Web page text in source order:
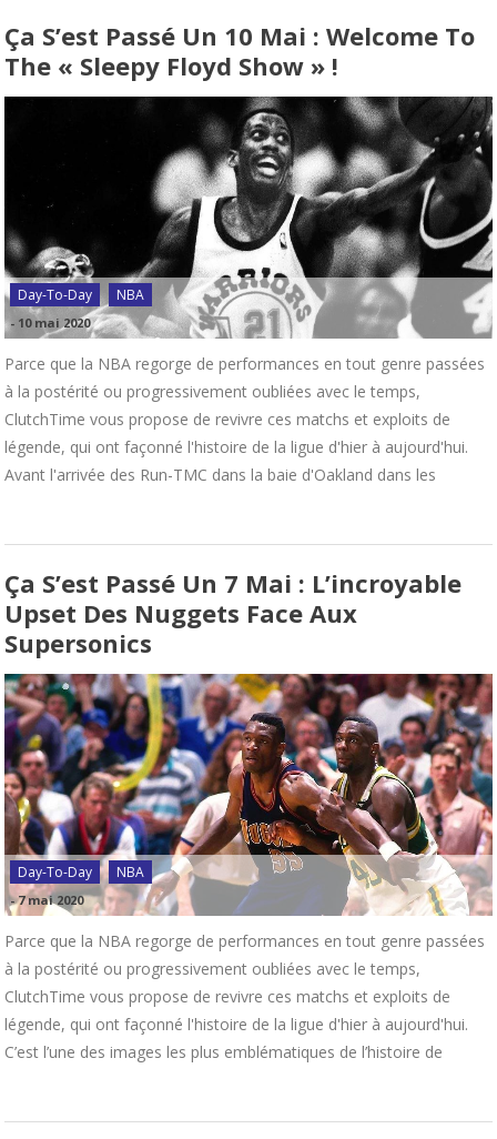
Ça S’est Passé Un 10 Mai : Welcome To
The « Sleepy Floyd Show » !
Day-To-Day NBA
- 10 mai 2020
Parce que la NBA regorge de performances en tout genre passées
à la postérité ou progressivement oubliées avec le temps,
ClutchTime vous propose de revivre ces matchs et exploits de
légende, qui ont façonné l'histoire de la ligue d'hier à aujourd'hui.
Avant l'arrivée des Run-TMC dans la baie d'Oakland dans les
Ça S’est Passé Un 7 Mai : L’incroyable
Upset Des Nuggets Face Aux
Supersonics
Day-To-Day NBA
-7 mai 2020
Parce que la NBA regorge de performances en tout genre passées
à la postérité ou progressivement oubliées avec le temps,
ClutchTime vous propose de revivre ces matchs et exploits de
légende, qui ont façonné l'histoire de la ligue d'hier à aujourd'hui.
C’est l’une des images les plus emblématiques de l’histoire de